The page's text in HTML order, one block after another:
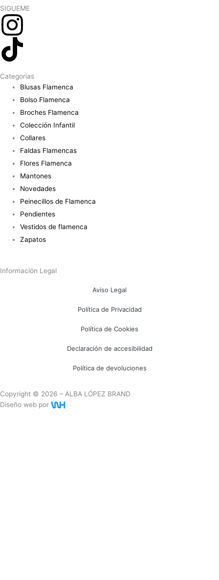
SIGUEME
Categorias
Blusas Flamenca
Bolso Flamenca
Broches Flamenca
Colección Infantil
Collares
Faldas Flamencas
Flores Flamenca
Mantones
Novedades
Peinecillos de Flamenca
Pendientes
Vestidos de flamenca
Zapatos
Información Legal
Aviso Legal
Política de Privacidad
Política de Cookies
Declaración de accesibilidad
Política de devoluciones
Copyright © 2026 – ALBA LÓPEZ BRAND
Diseño web por